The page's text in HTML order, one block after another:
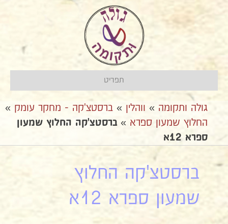
תפריט
גולה ותקומה » ווהלין » ברסטצ'קה - מחקר עומק »
החלוץ שמעון ספרא »ברסטצ'קה החלוץ שמעון
ספרא 12א
ברסטצ'קה החלוץ
שמעון ספרא 12א